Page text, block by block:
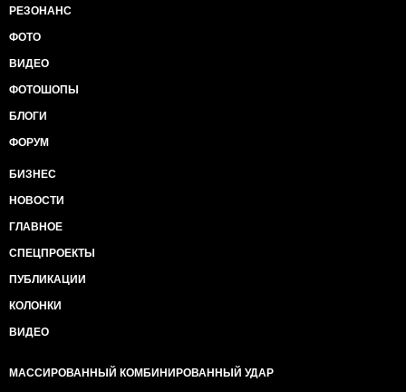
РЕЗОНАНС
ФОТО
ВИДЕО
ФОТОШОПЫ
БЛОГИ
ФОРУМ
БИЗНЕС
НОВОСТИ
ГЛАВНОЕ
СПЕЦПРОЕКТЫ
ПУБЛИКАЦИИ
КОЛОНКИ
ВИДЕО
МАССИРОВАННЫЙ КОМБИНИРОВАННЫЙ УДАР